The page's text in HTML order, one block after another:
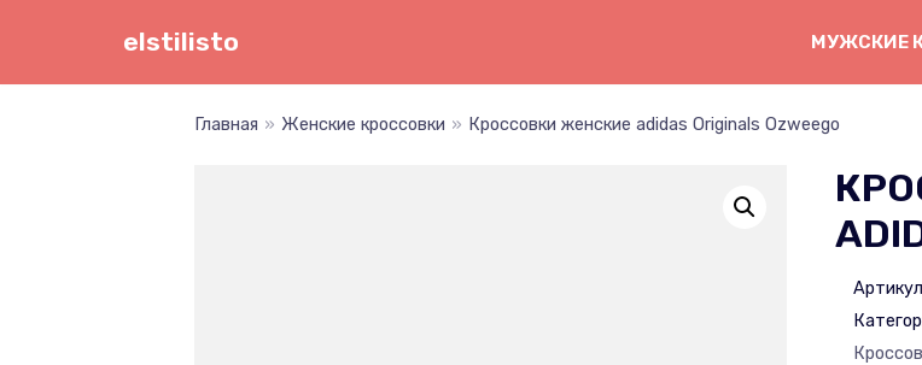
elstilisto МУЖСКИЕ
Главная » Женские кроссовки » Кроссовки женские adidas Originals Ozweego